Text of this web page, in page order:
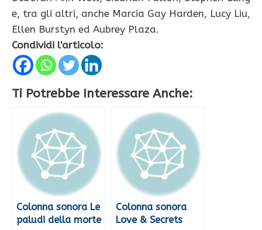
e, tra gli altri, anche Marcia Gay Harden, Lucy Liu,
Ellen Burstyn ed Aubrey Plaza.
Condividi l'articolo:
Ti Potrebbe Interessare Anche:
Colonna sonora Le
paludi della morte
Colonna sonora
Love & Secrets